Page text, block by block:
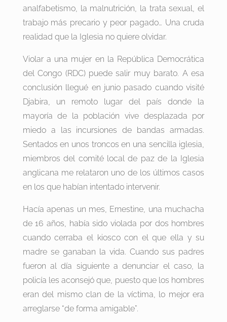
analfabetismo, la malnutrición, la trata sexual, el
trabajo más precario y peor pagado… Una cruda
realidad que la Iglesia no quiere olvidar.
Violar a una mujer en la República Democrática
del Congo (RDC) puede salir muy barato. A esa
conclusión llegué en junio pasado cuando visité
Djabira, un remoto lugar del país donde la
mayoría de la población vive desplazada por
miedo a las incursiones de bandas armadas.
Sentados en unos troncos en una sencilla iglesia,
miembros del comité local de paz de la Iglesia
anglicana me relataron uno de los últimos casos
en los que habían intentado intervenir.
Hacía apenas un mes, Ernestine, una muchacha
de 16 años, había sido violada por dos hombres
cuando cerraba el kiosco con el que ella y su
madre se ganaban la vida. Cuando sus padres
fueron al día siguiente a denunciar el caso, la
policía les aconsejó que, puesto que los hombres
eran del mismo clan de la víctima, lo mejor era
arreglarse “de forma amigable”.